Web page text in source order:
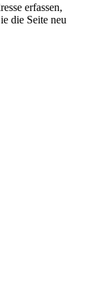
erfassen,
die Seite neu